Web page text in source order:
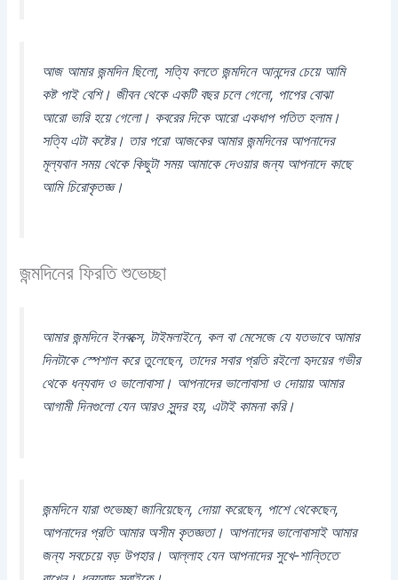
আজ আমার জন্মদিন ছিলো, সত্যি বলতে জন্মদিনে আনন্দের চেয়ে আমি
কষ্ট পাই বেশি। জীবন থেকে একটি বছর চলে গেলো, পাপের বোঝা
আরো ভারি হয়ে গেলো। কবরের দিকে আরো একধাপ পতিত হলাম।
সত্যি এটা কষ্টের। তার পরো আজকের আমার জন্মদিনের আপনাদের
মূল্যবান সময় থেকে কিছুটা সময় আমাকে দেওয়ার জন্য আপনাদে কাছে
আমি চিরোকৃতজ্ঞ।
জন্মদিনের ফিরতি শুভেচ্ছা
আমার জন্মদিনে ইনবক্সে, টাইমলাইনে, কল বা মেসেজে যে যতভাবে আমার
দিনটাকে স্পেশাল করে তুলেছেন, তাদের সবার প্রতি রইলো হৃদয়ের গভীর
থেকে ধন্যবাদ ও ভালোবাসা। আপনাদের ভালোবাসা ও দোয়ায় আমার
আগামী দিনগুলো যেন আরও সুন্দর হয়, এটাই কামনা করি।
জন্মদিনে যারা শুভেচ্ছা জানিয়েছেন, দোয়া করেছেন, পাশে থেকেছেন,
আপনাদের প্রতি আমার অসীম কৃতজ্ঞতা। আপনাদের ভালোবাসাই আমার
জন্য সবচেয়ে বড় উপহার। আল্লাহ যেন আপনাদের সুখে-শান্তিতে